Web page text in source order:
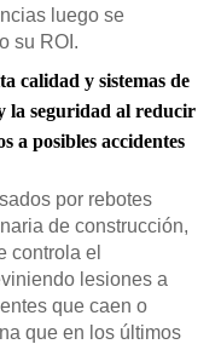
luego se
su ROI.
calidad y sistemas de
la seguridad al reducir
a posibles accidentes
por rebotes
de construcción,
controla el
lesiones a
que caen o
que en los últimos